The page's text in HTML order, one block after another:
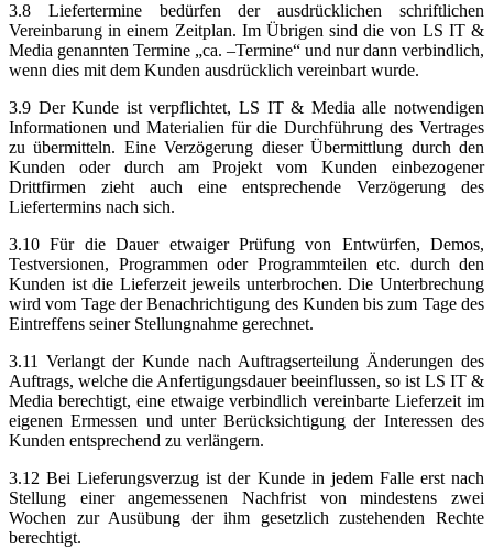
3.8 Liefertermine bedürfen der ausdrücklichen schriftlichen
Vereinbarung in einem Zeitplan. Im Übrigen sind die von LS IT &
Media genannten Termine „ca. –Termine“ und nur dann verbindlich,
wenn dies mit dem Kunden ausdrücklich vereinbart wurde.
3.9 Der Kunde ist verpflichtet, LS IT & Media alle notwendigen
Informationen und Materialien für die Durchführung des Vertrages
zu übermitteln. Eine Verzögerung dieser Übermittlung durch den
Kunden oder durch am Projekt vom Kunden einbezogener
Drittfirmen zieht auch eine entsprechende Verzögerung des
Liefertermins nach sich.
3.10 Für die Dauer etwaiger Prüfung von Entwürfen, Demos,
Testversionen, Programmen oder Programmteilen etc. durch den
Kunden ist die Lieferzeit jeweils unterbrochen. Die Unterbrechung
wird vom Tage der Benachrichtigung des Kunden bis zum Tage des
Eintreffens seiner Stellungnahme gerechnet.
3.11 Verlangt der Kunde nach Auftragserteilung Änderungen des
Auftrags, welche die Anfertigungsdauer beeinflussen, so ist LS IT &
Media berechtigt, eine etwaige verbindlich vereinbarte Lieferzeit im
eigenen Ermessen und unter Berücksichtigung der Interessen des
Kunden entsprechend zu verlängern.
3.12 Bei Lieferungsverzug ist der Kunde in jedem Falle erst nach
Stellung einer angemessenen Nachfrist von mindestens zwei
Wochen zur Ausübung der ihm gesetzlich zustehenden Rechte
berechtigt.